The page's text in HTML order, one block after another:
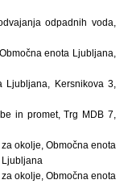
odpadnih voda,
enota Ljubljana,
Kersnikova 3,
in promet, Trg MDB 7,
okolje, Območna enota
Ljubljana
okolje, Območna enota